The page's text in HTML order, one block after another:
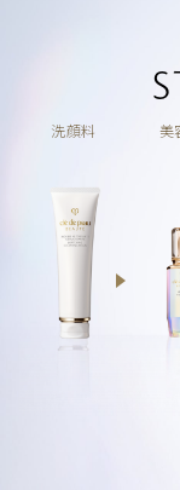
洗顔料 美